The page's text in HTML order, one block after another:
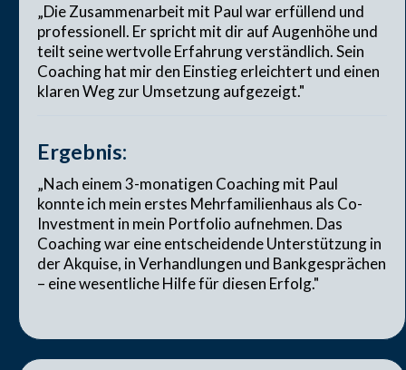
„Die Zusammenarbeit mit Paul war erfüllend und
professionell. Er spricht mit dir auf Augenhöhe und
teilt seine wertvolle Erfahrung verständlich. Sein
Coaching hat mir den Einstieg erleichtert und einen
klaren Weg zur Umsetzung aufgezeigt."
Ergebnis:
„Nach einem 3-monatigen Coaching mit Paul
konnte ich mein erstes Mehrfamilienhaus als Co-
Investment in mein Portfolio aufnehmen. Das
Coaching war eine entscheidende Unterstützung in
der Akquise, in Verhandlungen und Bankgesprächen
– eine wesentliche Hilfe für diesen Erfolg."